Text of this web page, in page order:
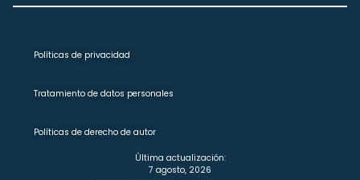
Políticas de privacidad
Tratamiento de datos personales
Políticas de derecho de autor
Última actualización:
7 agosto, 2026